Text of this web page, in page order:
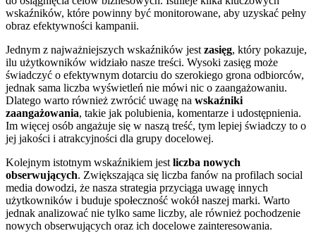
wskaźników, które powinny być monitorowane, aby uzyskać pełny
obraz efektywności kampanii.
Jednym z najważniejszych wskaźników jest zasięg, który pokazuje,
ilu użytkowników widziało nasze treści. Wysoki zasięg może
świadczyć o efektywnym dotarciu do szerokiego grona odbiorców,
jednak sama liczba wyświetleń nie mówi nic o zaangażowaniu.
Dlatego warto również zwrócić uwagę na wskaźniki
zaangażowania, takie jak polubienia, komentarze i udostępnienia.
Im więcej osób angażuje się w naszą treść, tym lepiej świadczy to o
jej jakości i atrakcyjności dla grupy docelowej.
Kolejnym istotnym wskaźnikiem jest liczba nowych
obserwujących. Zwiększająca się liczba fanów na profilach social
media dowodzi, że nasza strategia przyciąga uwagę innych
użytkowników i buduje społeczność wokół naszej marki. Warto
jednak analizować nie tylko same liczby, ale również pochodzenie
nowych obserwujących oraz ich docelowe zainteresowania.